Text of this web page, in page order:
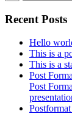
Recent Posts
Hello
This is a
This is a
Post
Post